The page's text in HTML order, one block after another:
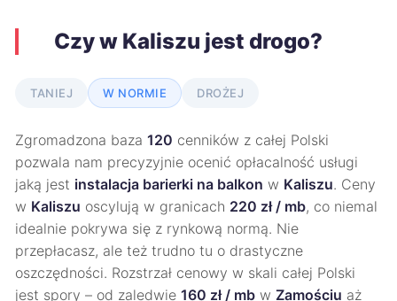
Czy w Kaliszu jest drogo?
TANIEJ W NORMIE DROŻEJ
Zgromadzona baza 120 cenników z całej Polski
pozwala nam precyzyjnie ocenić opłacalność usługi
jaką jest instalacja barierki na balkon w Kaliszu. Ceny
w Kaliszu oscylują w granicach 220 zł / mb, co niemal
idealnie pokrywa się z rynkową normą. Nie
przepłacasz, ale też trudno tu o drastyczne
oszczędności. Rozstrzał cenowy w skali całej Polski
jest spory – od zaledwie 160 zł / mb w Zamościu aż